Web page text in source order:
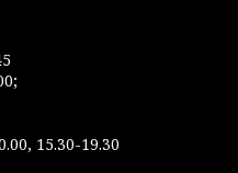
15.30-19.30